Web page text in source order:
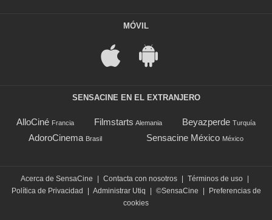
MÓVIL
SENSACINE EN EL EXTRANJERO
AlloCiné Francia Filmstarts Alemania Beyazperde Turquía
AdoroCinema Brasil Sensacine México México
Acerca de SensaCine Contacta con nosotros Términos de uso
Política de Privacidad
Administrar Utiq ©SensaCine
Preferencias de
cookies